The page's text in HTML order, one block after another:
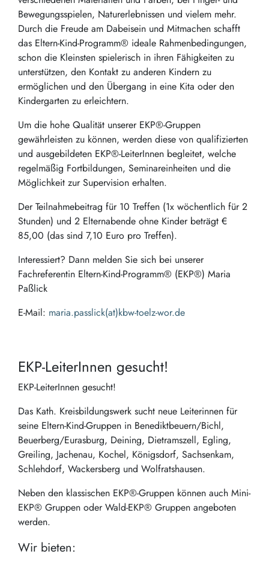
Bewegungsspielen, Naturerlebnissen und vielem mehr.
Durch die Freude am Dabeisein und Mitmachen schafft
das Eltern-Kind-Programm® ideale Rahmenbedingungen,
schon die Kleinsten spielerisch in ihren Fähigkeiten zu
unterstützen, den Kontakt zu anderen Kindern zu
ermöglichen und den Übergang in eine Kita oder den
Kindergarten zu erleichtern.
Um die hohe Qualität unserer EKP®-Gruppen
gewährleisten zu können, werden diese von qualifizierten
und ausgebildeten EKP®-LeiterInnen begleitet, welche
regelmäßig Fortbildungen, Seminareinheiten und die
Möglichkeit zur Supervision erhalten.
Der Teilnahmebeitrag für 10 Treffen (1x wöchentlich für 2
Stunden) und 2 Elternabende ohne Kinder beträgt €
85,00 (das sind 7,10 Euro pro Treffen).
Interessiert? Dann melden Sie sich bei unserer
Fachreferentin Eltern-Kind-Programm® (EKP®) Maria
Paßlick
E-Mail: maria.passlick(at)kbw-toelz-wor.de
EKP-LeiterInnen gesucht!
EKP-LeiterInnen gesucht!
Das Kath. Kreisbildungswerk sucht neue Leiterinnen für
seine Eltern-Kind-Gruppen in Benediktbeuern/Bichl,
Beuerberg/Eurasburg, Deining, Dietramszell, Egling,
Greiling, Jachenau, Kochel, Königsdorf, Sachsenkam,
Schlehdorf, Wackersberg und Wolfratshausen.
Neben den klassischen EKP®-Gruppen können auch Mini-
EKP® Gruppen oder Wald-EKP® Gruppen angeboten
werden.
Wir bieten: